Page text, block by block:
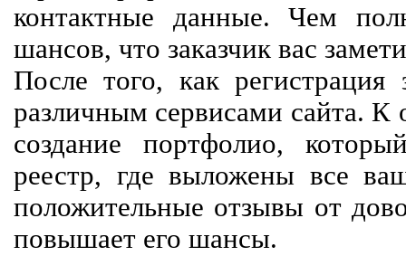
контактные данные. Чем
шансов, что заказчик вас
После того, как регистрация
различным сервисами сайта. К
создание портфолио,
реестр, где выложены все
положительные отзывы от
повышает его шансы.